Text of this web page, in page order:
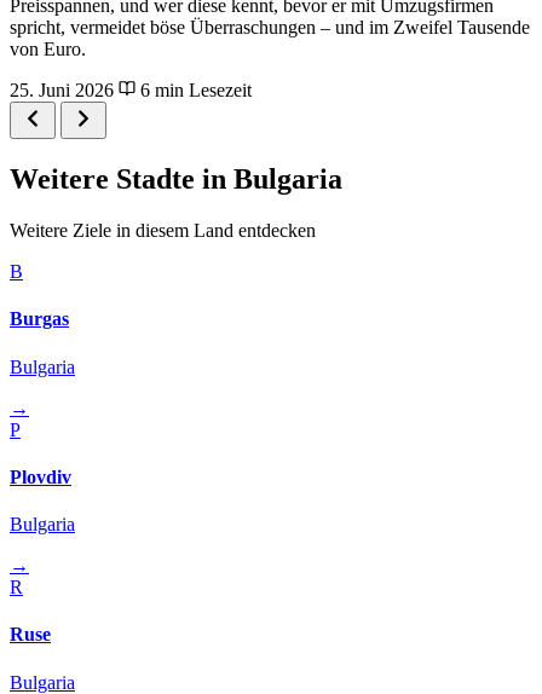
Preisspannen, und wer diese kennt, bevor er mit Umzugsfirmen
spricht, vermeidet böse Überraschungen – und im Zweifel Tausende
von Euro.
25. Juni 2026
6 min Lesezeit
Weitere Stadte in Bulgaria
Weitere Ziele in diesem Land entdecken
B
Burgas
Bulgaria
→
P
Plovdiv
Bulgaria
→
R
Ruse
Bulgaria